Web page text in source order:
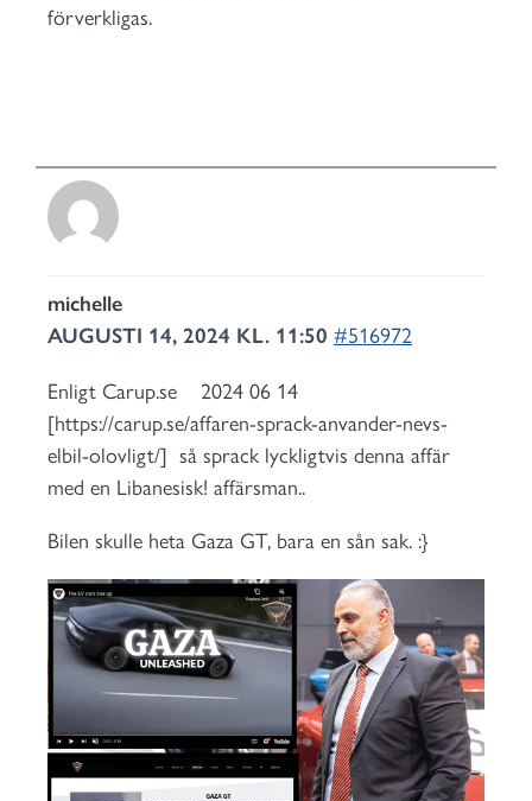
förverkligas.
michelle
AUGUSTI 14, 2024 KL. 11:50 #516972
Enligt Carup.se 2024 06 14
[https://carup.se/affaren-sprack-anvander-nevs-
elbil-olovligt/] så sprack lyckligtvis denna affär
med en Libanesisk! affärsman..
Bilen skulle heta Gaza GT, bara en sån sak. :}